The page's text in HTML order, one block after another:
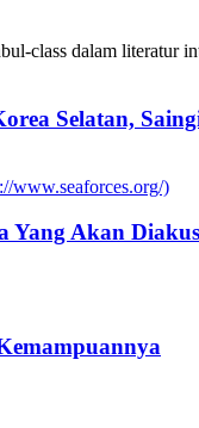
class dalam
Selatan,
Yang Akan